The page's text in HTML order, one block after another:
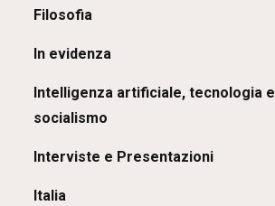
Filosofia
In evidenza
Intelligenza artificiale, tecnologia e
socialismo
Interviste e Presentazioni
Italia